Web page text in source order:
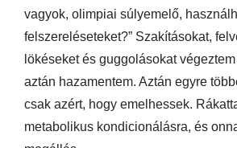
vagyok, olimpiai súlyemelő,
felszereléseteket?” Szakításokat,
lökéseket és guggolásokat
aztán hazamentem. Aztán egyre
csak azért, hogy emelhessek.
metabolikus kondicionálásra, és